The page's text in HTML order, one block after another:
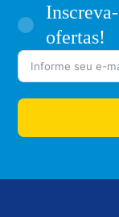
ofertas!